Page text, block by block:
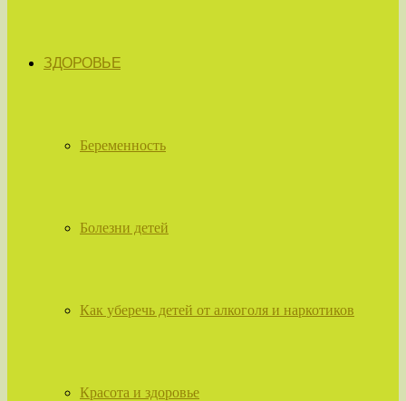
ЗДОРОВЬЕ
Беременность
Болезни детей
Как уберечь детей от алкоголя и наркотиков
Красота и здоровье